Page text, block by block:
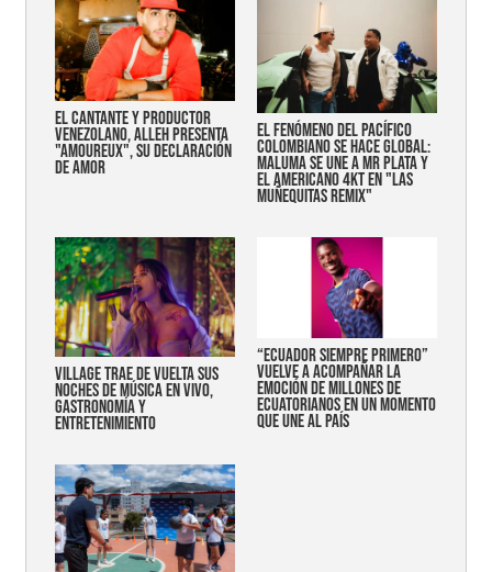
EL CANTANTE Y PRODUCTOR
VENEZOLANO, ALLEH PRESENTA
"AMOUREUX", SU DECLARACIÓN
DE AMOR
EL FENÓMENO DEL PACÍFICO
COLOMBIANO SE HACE GLOBAL:
MALUMA SE UNE A MR PLATA Y
EL AMERICANO 4KT EN "LAS
MUÑEQUITAS REMIX"
Village trae de vuelta sus
noches de música en vivo,
gastronomía y
entretenimiento
“Ecuador siempre primero”
vuelve a acompañar la
emoción de millones de
ecuatorianos en un momento
que une al país